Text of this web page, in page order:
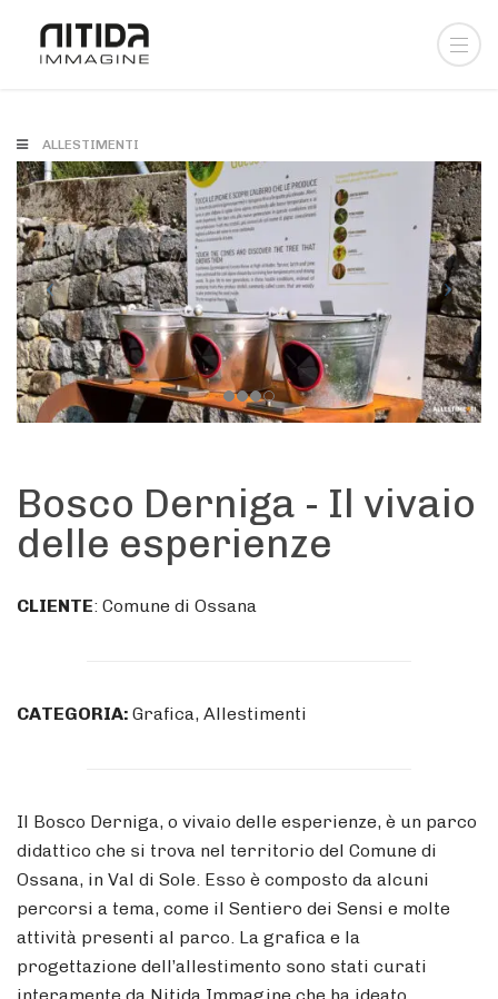
ALLESTIMENTI
Bosco Derniga - Il vivaio
delle esperienze
CLIENTE: Comune di Ossana
CATEGORIA: Grafica, Allestimenti
Il Bosco Derniga, o vivaio delle esperienze, è un parco
didattico che si trova nel territorio del Comune di
Ossana, in Val di Sole. Esso è composto da alcuni
percorsi a tema, come il Sentiero dei Sensi e molte
attività presenti al parco. La grafica e la
progettazione dell’allestimento sono stati curati